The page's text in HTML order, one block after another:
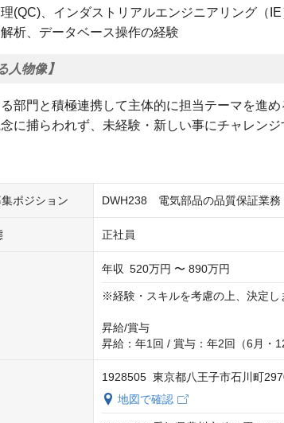
理(QC)、インダストリアルエンジニアリング（
解析、データベース操作の経験
人物像】
る部門と積極連携して主体的に担当テーマを進め
念に捕らわれず、未経験・新しい事にチャレンジ
ポジション DWH238 電気部品の品質保証業務
正社員
年収 520万円 〜 890万円
※経験・スキルを考慮の上、決定し
昇給/賞与
昇給：年1回 / 賞与：年2回（6月・
1928505 東京都八王子市石川町
地図で確認